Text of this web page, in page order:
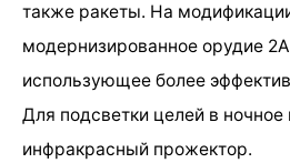
также ракеты. На
модернизированное орудие
использующее более
Для подсветки целей в
инфракрасный прожектор.